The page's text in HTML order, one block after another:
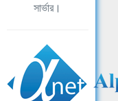
সার্ভার।